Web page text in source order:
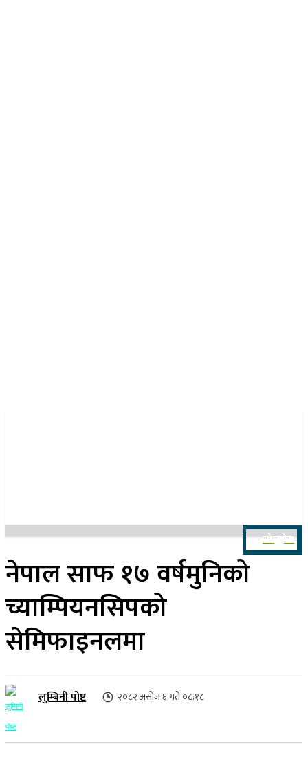
खोज्नुहोस
नेपाल साफ १७ वर्षमुनिको
च्याम्पियनसिपको
सेमिफाइनलमा
लुम्बिनी पोष्ट २०८२ असोज ६ गते ०८:१८